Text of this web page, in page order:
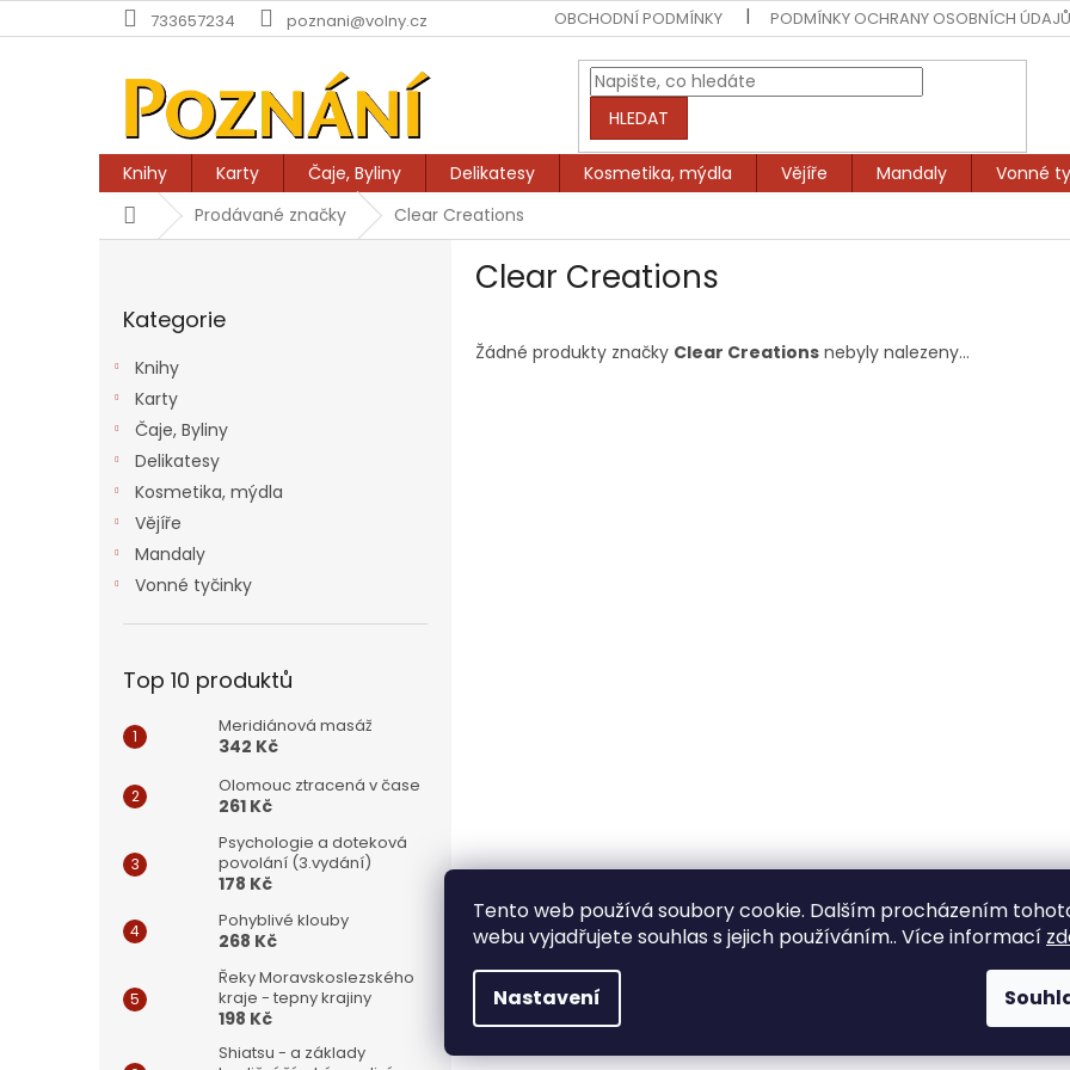
Tento web používá soubory cookie. Dalším procházením
webu vyjadřujete souhlas s jejich používáním.. Více informací
Nastavení
na
733657234 poznani@volny.cz OBCHODNÍ PODMÍNKY PODMÍNKY OCHRANY OSOBNÍCH ÚDAJŮ
HLEDAT
Knihy Karty Čaje, Byliny Delikatesy Kosmetika, mýdla Vějíře Mandaly
Vonné
DomůProdávané značky Clear Creations
kategorie
Kategorie
Knihy
Karty
Čaje, Byliny
Delikatesy
Kosmetika, mýdla
Vějíře
Mandaly
Vonné tyčinky
Top 10 produktů
Meridiánová masáž
342 Kč
Olomouc ztracená v čase
261 Kč
Psychologie a doteková
povolání (3.vydání)
178 Kč
Pohyblivé klouby
268 Kč
Řeky Moravskoslezského
kraje - tepny krajiny
198 Kč
Shiatsu - a základy
Clear Creations
Žádné produkty značky Clear Creations nebyly nalezeny...